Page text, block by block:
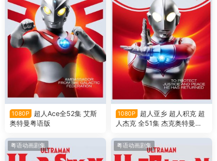
1080P
超人Ace全52集 艾斯
奥特曼粤语版
1080P
超人亚乡 超人积克 超
人杰克 全51集 杰克奥特曼粤
粤语动画剧集 粤语动画剧集